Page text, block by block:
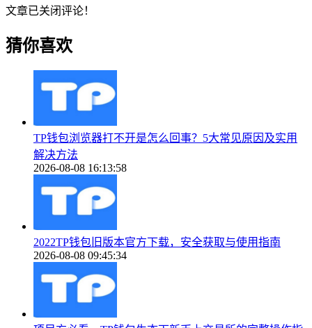
文章已关闭评论！
猜你喜欢
TP钱包浏览器打不开是怎么回事？5大常见原因及实用
解决方法
2026-08-08 16:13:58
2022TP钱包旧版本官方下载，安全获取与使用指南
2026-08-08 09:45:34